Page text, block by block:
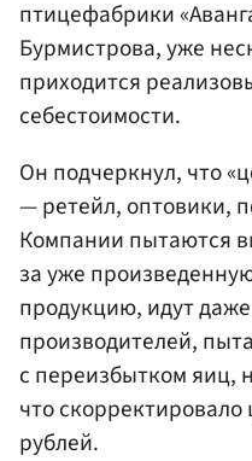
птицефабрики
Бурмистрова, уже
приходится
себестоимости.
Он подчеркнул, что
— ретейл, оптовики,
Компании пытаются
за уже
продукцию, идут
производителей,
с переизбытком яиц,
что
рублей.